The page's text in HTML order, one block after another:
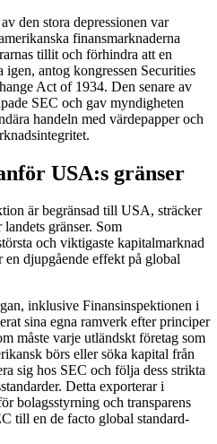
den stora depressionen var
finansmarknaderna
tillit och förhindra att en
antog kongressen Securities
Act of 1934. Den senare av
SEC och gav myndigheten
handeln med värdepapper och
USA:s gränser
är begränsad till USA, sträcker
gränser. Som
och viktigaste kapitalmarknad
en djupgående effekt på global
inklusive Finansinspektionen i
sina egna ramverk efter principer
måste varje utländskt företag som
börs eller söka kapital från
sig hos SEC och följa dess strikta
Detta exporterar i
bolagsstyrning och transparens
till en de facto global standard-